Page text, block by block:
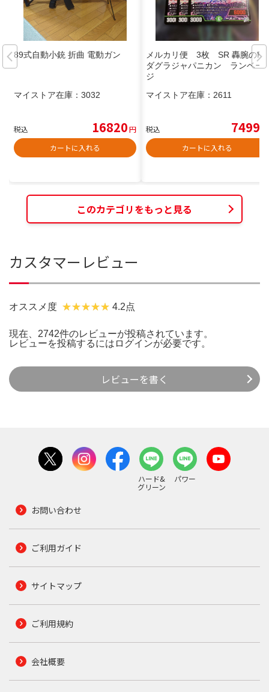
89式自動小銃 折曲 電動ガン
マイストア在庫： 3032
税込 16820円
カートに入れる
メルカリ便 3枚 SR 轟腕のR
ダグラジャパニカン ランベー
ジ
マイストア在庫： 2611
税込 7499
カートに入れる
このカテゴリをもっと見る
カスタマーレビュー
オススメ度 4.2点
現在、2742件のレビューが投稿されています。
レビューを投稿するには ログインが必要です。
レビューを書く
ハード&
グリーン
パワー
お問い合わせ
ご利用ガイド
サイトマップ
ご利用規約
会社概要